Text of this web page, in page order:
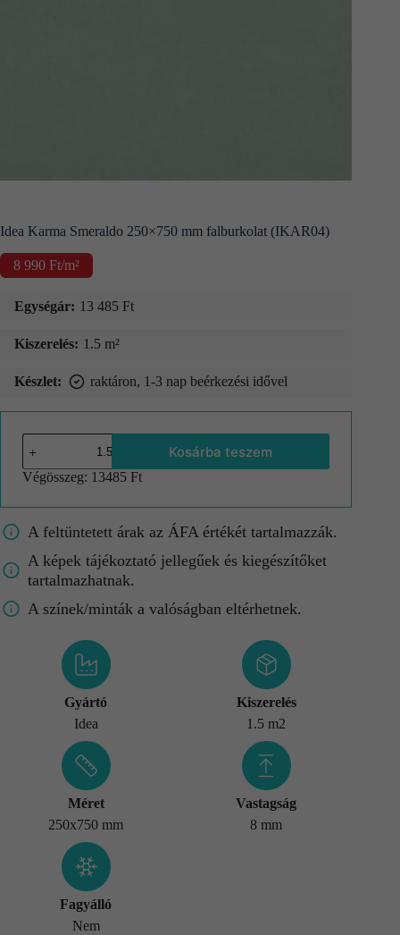
Idea Karma Smeraldo 250×750 mm falburkolat (IKAR04)
8 990 Ft/m²
Egységár: 13 485 Ft
Kiszerelés: 1.5 m²
Készlet: raktáron, 1-3 nap beérkezési idővel
Kosárba teszem
Végösszeg: 13485 Ft
A feltüntetett árak az ÁFA értékét tartalmazzák.
A képek tájékoztató jellegűek és kiegészítőket
tartalmazhatnak.
A színek/minták a valóságban eltérhetnek.
Gyártó
Idea
Kiszerelés
1.5 m2
Méret
250x750 mm
Vastagság
8 mm
Fagyálló
Nem